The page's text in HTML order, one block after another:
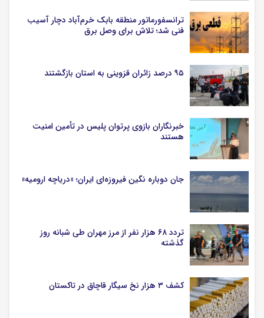
ترانسفورماتور منطقه بابک خرم‌آباد دچار آسیب
فنی شد؛ تلاش برای وصل برق
۹۵ درصد زائران قزوینی به استان بازگشتند
خبرنگاران بازوی پرتوان پلیس در تأمین امنیت
هستند
جان دوباره نگین فیروزه‌ای ایران؛ «دریاچه ارومیه»
تردد ۶۸ هزار نفر از مرز مهران طی شبانه روز
گذشته
کشف ۳ هزار نخ سیگار قاچاق در تاکستان